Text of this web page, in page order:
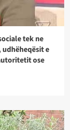
tek ne
e
ose